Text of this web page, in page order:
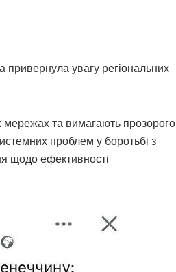
привернула увагу регіональних
та вимагають прозорого
проблем у боротьбі з
щодо ефективності